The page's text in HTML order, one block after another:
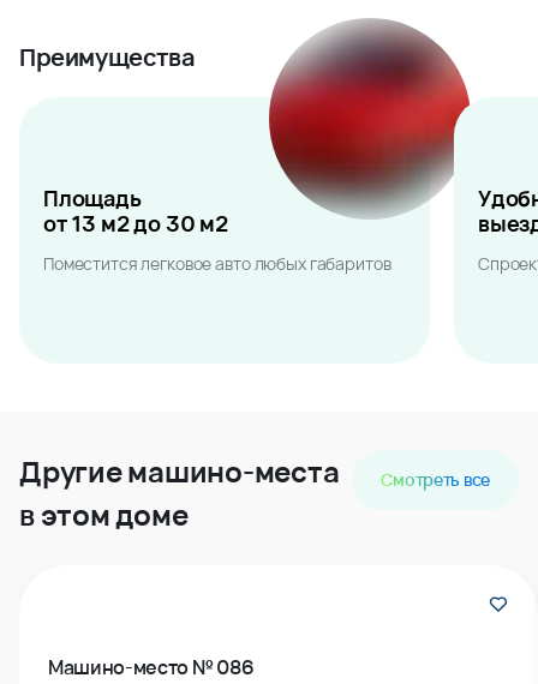
Преимущества
Площадь
от 13 м2 до 30 м2
Поместится легковое авто любых габаритов
Другие машино-места
в этом доме
Смотреть все
Машино-место № 086